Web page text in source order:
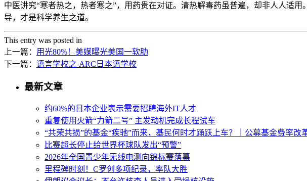
中医讲究“寒者热之，热者寒之”，用药贵在对证。清热解毒药虽普遍，却非人人适
导，才是科学养生之道。
This entry was posted in
上一篇： 用光80%！美媒曝光美国一软肋
下一篇： 语言学校之 ARC日本语学校
最新文章
约60%的日本企业表示需要招聘海外IT人才
重复使用火箭“力箭二号” 主发动机完成长程试车
“共荣共损”的基金“疾驰”而来，基民何时才踊跃上车？｜公募基金费率改
比赛超长停止给世界杯球队发出“预警”
2026年全国青少年无线电测向锦标赛落幕
里程碑时刻！C罗创多项纪录，率队大胜